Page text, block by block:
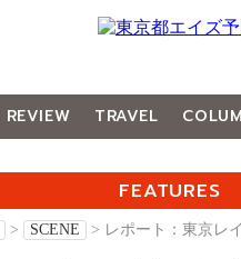
REVIEW TRAVEL
FEATURES
> SCENE > レポート：東京レ